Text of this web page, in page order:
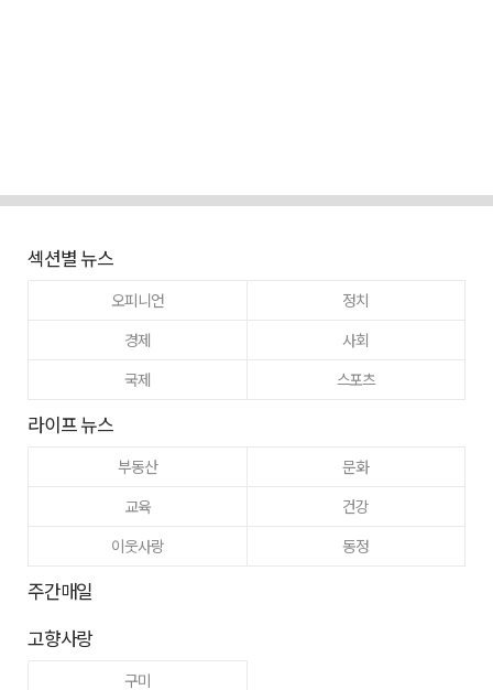
섹션별 뉴스
오피니언
정치
경제
사회
국제
스포츠
라이프 뉴스
부동산
문화
교육
건강
이웃사랑
동정
주간매일
고향사랑
구미